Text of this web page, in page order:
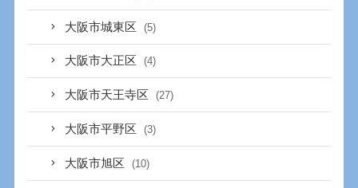
大阪市城東区 (5)
大阪市大正区 (4)
大阪市天王寺区 (27)
大阪市平野区 (3)
大阪市旭区 (10)